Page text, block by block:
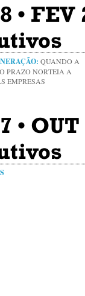
•
QUANDO A
PRAZO NORTEIA A
EMPRESAS
•